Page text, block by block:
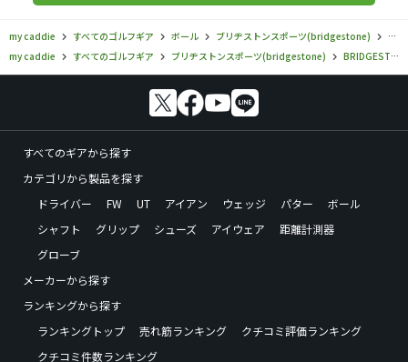
my caddie すべてのゴルフギア ボール ブリヂストンスポーツ(bridgestone)
my caddie
すべてのゴルフギア ブリヂストンスポーツ(bridgestone) BRIDGESTONE GOLF
すべてのギアから探す
カテゴリから製品を探す
ドライバー
FW UT アイアン ウェッジ パター
ボール
シャフト
グリップ シューズ アイウェア
距離計測器
グローブ
メーカーから探す
ランキングから探す
ランキングトップ
売れ筋ランキング
クチコミ評価ランキング
クチコミ件数ランキング